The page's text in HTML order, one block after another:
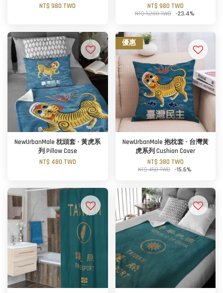
NT$ 980 TWD
NT$ 980 TWD
NT$ 1,280 TWD -23.4%
NewUrbanMale 枕頭套 - 黃虎系
列 Pillow Case
NT$ 480 TWD
優惠
NewUrbanMale 抱枕套 - 台灣黃
虎系列 Cushion Cover
NT$ 380 TWD
NT$ 450 TWD -15.6%